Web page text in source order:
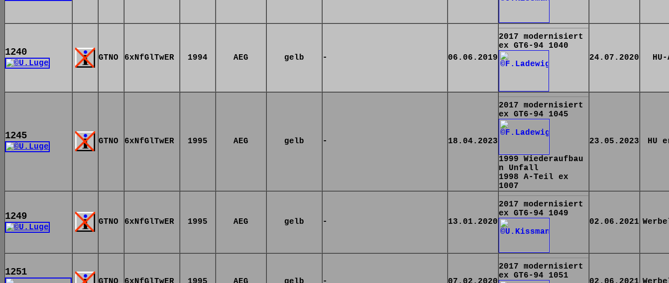
1240 GTNO 6xNfGlTwER 1994 AEG gelb - 06.06.2019
2017 modernisiert
ex GT6-94 1040
24.07.2020
1245 GTNO 6xNfGlTwER 1995 AEG gelb - 18.04.2023
2017 modernisiert
ex GT6-94 1045
1999 Wiederaufbau
n Unfall
1998 A-Teil ex
1007
23.05.2023 HU
1249 GTNO 6xNfGlTwER 1995 AEG gelb - 13.01.2020
2017 modernisiert
ex GT6-94 1049
02.06.2021
1251
2017 modernisiert
ex GT6-94 1051